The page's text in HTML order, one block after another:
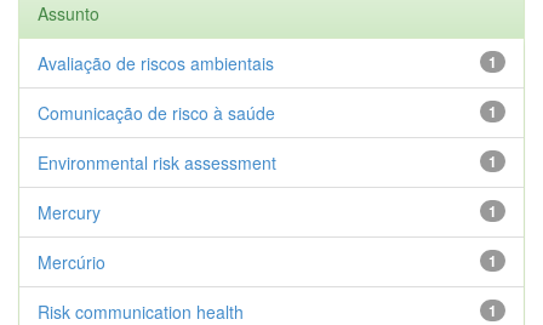
Assunto
1
Avaliação de riscos ambientais
1
Comunicação de risco à saúde
1
Environmental risk assessment
1
Mercury
1
Mercúrio
1
Risk communication health